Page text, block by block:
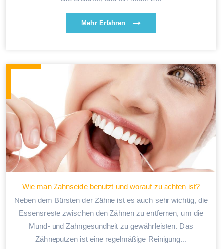
Mehr Erfahren
Wie man Zahnseide benutzt und worauf zu achten ist?
Neben dem Bürsten der Zähne ist es auch sehr wichtig, die
Essensreste zwischen den Zähnen zu entfernen, um die
Mund- und Zahngesundheit zu gewährleisten. Das
Zähneputzen ist eine regelmäßige Reinigung...